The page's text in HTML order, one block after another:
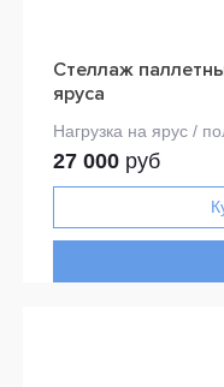
Стеллаж
яруса
27 000 руб